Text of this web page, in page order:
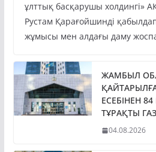
ұлттық басқарушы холдингі»
Рустам Қарағойшинді
жұмысы мен алдағы даму
ЖАМБЫЛ
ЕСЕБІНЕН
ТҰРАҚТЫ
04.08.2026